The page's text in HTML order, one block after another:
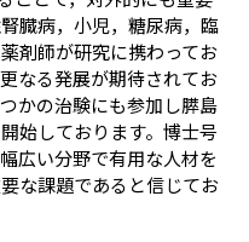
臓病，小児，糖尿病，臨
剤師が研究に携わってお
なる発展が期待されてお
かの治験にも参加し膵島
始しております。博士号
広い分野で有用な人材を
な課題であると信じてお